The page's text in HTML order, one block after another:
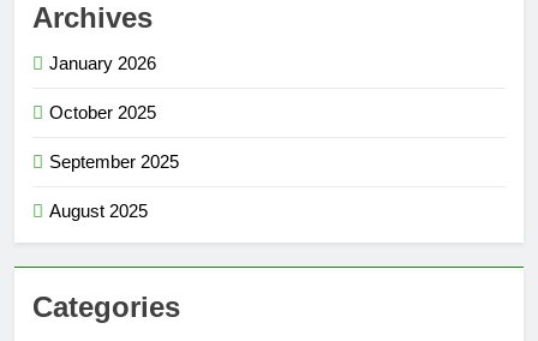
Archives
January 2026
October 2025
September 2025
August 2025
Categories